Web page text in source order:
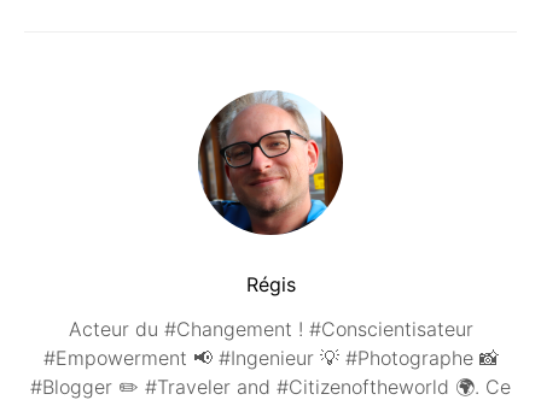
Régis
Acteur du #Changement ! #Conscientisateur
#Empowerment 📢 #Ingenieur 💡 #Photographe 📸
#Blogger ✏️ #Traveler and #Citizenoftheworld 🌍. Ce